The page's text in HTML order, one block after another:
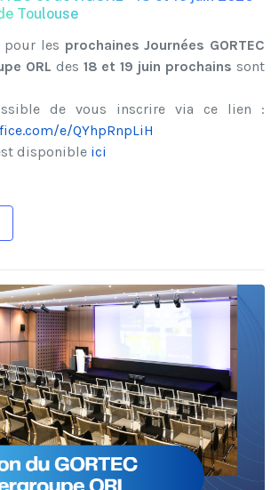
Toulouse
pour les prochaines Journées GORTEC
ORL des 18 et 19 juin prochains sont
de vous inscrire via ce lien :
e/QYhpRnpLiH
disponible ici